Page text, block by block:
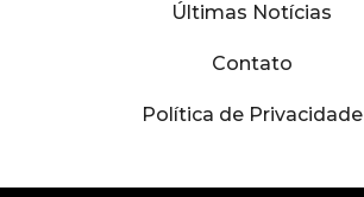
Últimas Notícias
Contato
Política de Privacidade